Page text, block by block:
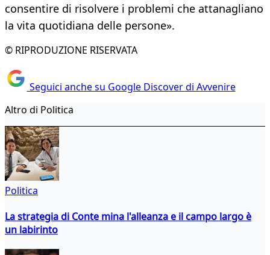
consentire di risolvere i problemi che attanagliano
la vita quotidiana delle persone».
© RIPRODUZIONE RISERVATA
Seguici anche su Google Discover di Avvenire
Altro di Politica
Politica
La strategia di Conte mina l'alleanza e il campo largo è
un labirinto